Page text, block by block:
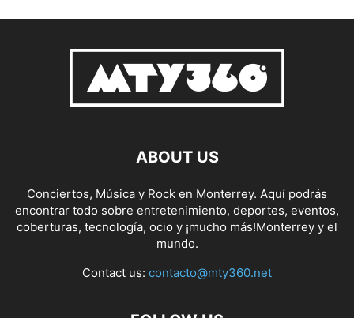
ABOUT US
Conciertos, Música y Rock en Monterrey. Aquí podrás
encontrar todo sobre entretenimiento, deportes, eventos,
coberturas, tecnología, ocio y ¡mucho más!Monterrey y el
mundo.
Contact us: contacto@mty360.net